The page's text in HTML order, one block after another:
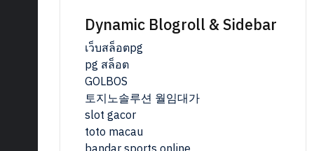
Dynamic Blogroll & Sidebar
เว็บสล็อตpg
pg สล็อต
GOLBOS
토지노솔루션 월임대가
slot gacor
toto macau
bandar sports online